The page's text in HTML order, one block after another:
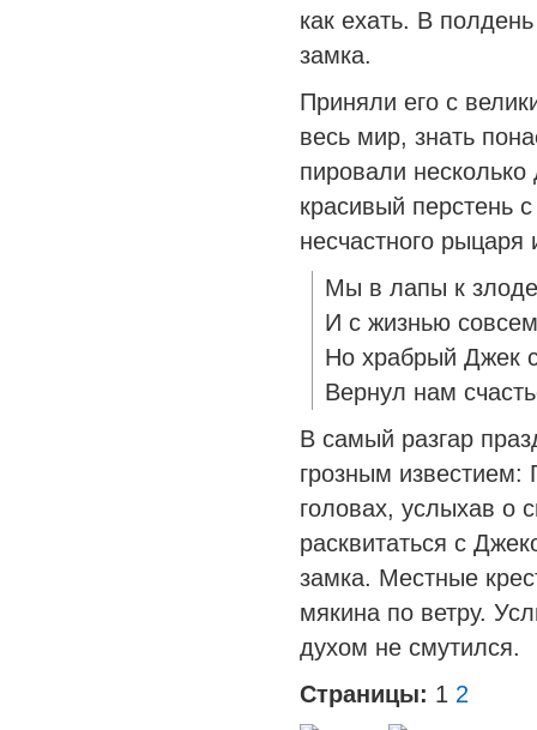
как ехать. В
замка.
Приняли его с
весь мир, знать
пировали
красивый перстень
несчастного
Мы в лапы к
И с жизнью
Но храбрый Джек
Вернул нам
В самый разгар
грозным известием:
головах, услыхав о
расквитаться с
замка. Местные
мякина по ветру.
духом не смутился.
Страницы: 1 2